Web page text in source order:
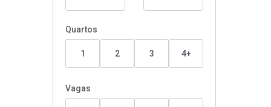
Quartos
1 2 3 4+
Vagas